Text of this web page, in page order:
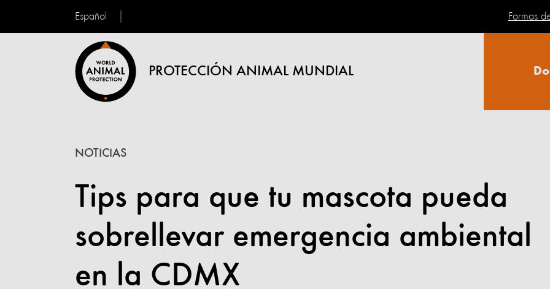
Español
PROTECCIÓN ANIMAL MUNDIAL
Formas
Tips para que tu mascota pueda
sobrellevar emergencia ambiental
en la CDMX
NOTICIAS